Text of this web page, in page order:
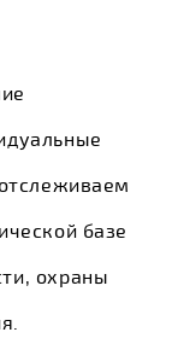
базе
охраны